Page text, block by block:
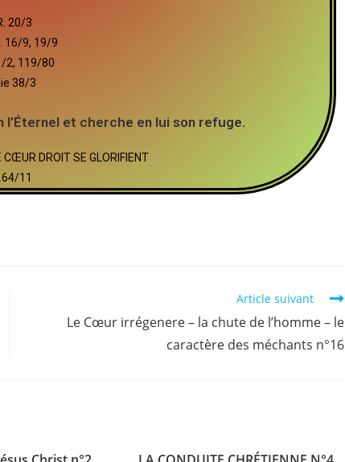
20/3
16/9, 19/9
2, 119/80
38/3
et cherche en lui son refuge.
DROIT SE GLORIFIENT
11
Article suivant
Le Cœur irrégenere – la chute de l’homme – le
caractère des méchants n°16